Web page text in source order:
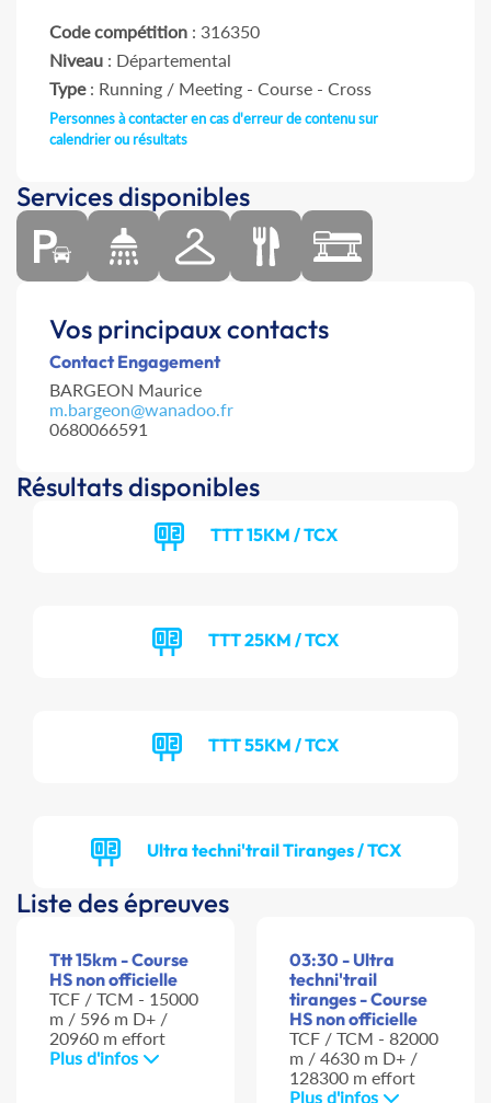
Code compétition : 316350
Niveau : Départemental
Type: Running / Meeting - Course - Cross
Personnes à contacter en cas d'erreur de contenu sur
calendrier ou résultats
Services disponibles
Vos principaux contacts
Contact Engagement
BARGEON Maurice
m.bargeon@wanadoo.fr
0680066591
Résultats disponibles
TTT 15KM / TCX
TTT 25KM / TCX
TTT 55KM / TCX
Ultra techni'trail Tiranges / TCX
Liste des épreuves
Ttt 15km - Course
HS non officielle
TCF / TCM - 15000
m / 596 m D+ /
20960 m effort
Plus d'infos
03:30 - Ultra
techni'trail
tiranges - Course
HS non officielle
TCF / TCM - 82000
m / 4630 m D+ /
128300 m effort
Plus d'infos